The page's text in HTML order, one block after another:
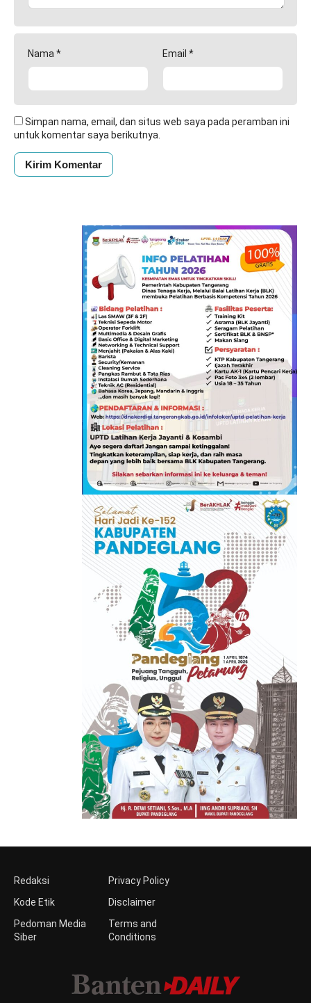
Nama * Email *
Simpan nama, email, dan situs web saya pada peramban ini
untuk komentar saya berikutnya.
Redaksi
Kode Etik
Pedoman Media
Siber
Privacy Policy
Disclaimer
Terms and
Conditions